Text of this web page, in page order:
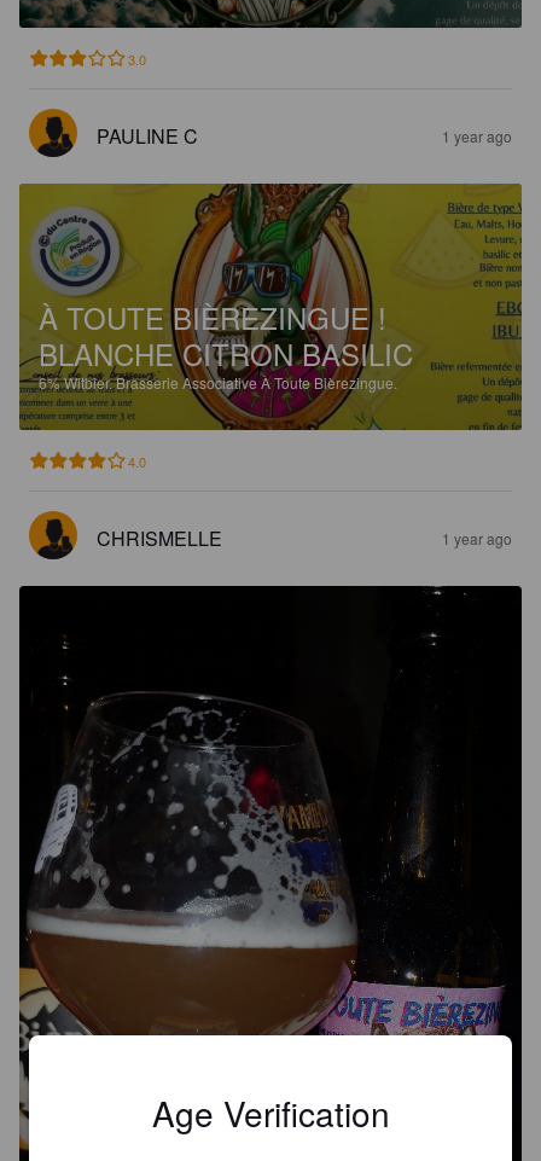
3.0
PAULINE C 1 year ago
À TOUTE BIÈREZINGUE !
BLANCHE CITRON BASILIC
6%Witbier.Brasserie Associative À Toute Bièrezingue.
4.0
CHRISMELLE 1 year ago
Age Verification